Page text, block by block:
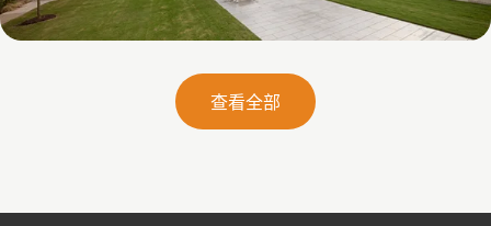
Galatyn B- 2375 North Glenville Drive
查看全部